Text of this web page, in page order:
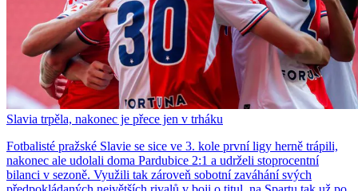
Slavia trpěla, nakonec je přece jen v trháku
Fotbalisté pražské Slavie se sice ve 3. kole první ligy herně trápili,
nakonec ale udolali doma Pardubice 2:1 a udrželi stoprocentní
bilanci v sezoně. Využili tak zároveň sobotní zaváhání svých